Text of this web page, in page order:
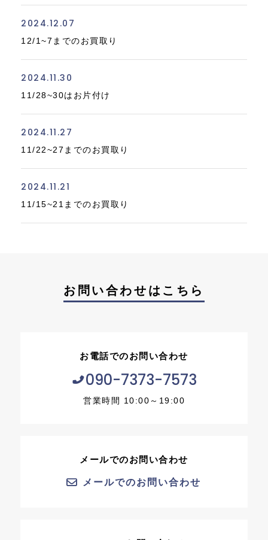
2024.12.07
12/1~7までのお買取り
2024.11.30
11/28~30はお片付け
2024.11.27
11/22~27までのお買取り
2024.11.21
11/15~21までのお買取り
お問い合わせはこちら
お電話でのお問い合わせ
090-7373-7573
営業時間 10:00～19:00
メールでのお問い合わせ
メールでのお問い合わせ